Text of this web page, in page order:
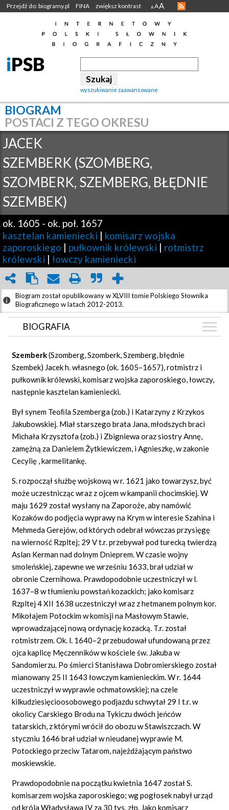
Przejdź do: biogramy.pl FINA zwiększ kontrast A AA
wyszukiwanie zaawansowane
BIOGRAM
POSTACI Z TEGO OKRESU
JACEK
SZEMBERK (SZOMBERG,
SZOMBERK, SZEMBERG, BŁĘDNIE
SZEMBEK)
ok. 1605 - ok. poł. 1657
kasztelan kamieniecki | komisarz wojska
zaporoskiego | pułkownik królewski | rotmistrz
królewski | łowczy kamieniecki
Biogram został opublikowany w XLVIII tomie Polskiego Słownika
Biograficznego w latach 2012-2013.
BIOGRAFIA
GRAF POWIĄZAŃ
DYSKUSJA
Szemberk(Szomberg, Szomberk, Szemberg, błędnie
Szembek) Jacek h. własnego (ok. 1605–1657), rotmistrz i
pułkownik królewski, komisarz wojska zaporoskiego, łowczy,
następnie kasztelan kamieniecki.
Był synem Teoﬁla Szemberga (zob.) i Katarzyny z Krzykos
Jakubowskiej. Miał starszego brata Jana, młodszych braci
Michała Krzysztofa (zob.) i Zbigniewa oraz siostry Annę,
zamężną za Danielem Żytkiewiczem, i Agnieszkę, w zakonie
Cecylię , karmelitankę.
S. rozpoczął służbę wojskową w r. 1621 jako towarzysz, być
może uczestnicząc wraz z ojcem w kampanii chocimskiej. W
maju 1629 został wysłany na Zaporoże, aby namówić
Kozaków do podjęcia wyprawy na Krym w interesie Szahina i
Mehmeda Gerejów, od których odebrał wówczas przysięgę
na wierność Rzpltej; 29 V t.r. przebywał pod turecką twierdzą
Aslan Kerman nad dolnym Dnieprem. W czasie wojny
smoleńskiej, zapewne we wrześniu 1633, brał udział w
obronie Czernihowa. Prawdopodobnie uczestniczył w l.
1637–8 w tłumieniu powstań kozackich; jako komisarz
Rzpltej 4 XII 1638 uczestniczył wraz z hetmanem polnym kor.
Mikołajem Potockim w komisji na Masłowym Stawie,
wprowadzającej nową ordynację kozacką. T.r. został
rotmistrzem. Ok. l. 1640–2 przebudował ufundowaną przez
ojca kaplicę Męczenników w kościele św. Jakuba w
Sandomierzu. Po śmierci Stanisława Dobromierskiego został
mianowany 25 II 1643 łowczym kamienieckim. W r. 1644
uczestniczył w wyprawie ochmatowskiej; na czele
kilkudziesięcioosobowego podjazdu schwytał 29 I t.r. w
okolicy Carskiego Brodu na Tykiczu dwóch jeńców
tatarskich, z którymi wrócił do obozu w Stawiszczach. W
styczniu 1646 brał udział w nieudanej wyprawie M.
Potockiego przeciw Tatarom, najeżdżającym państwo
moskiewskie.
Prawdopodobnie na początku kwietnia 1647 został S.
komisarzem wojska zaporoskiego; wg pogłosek nabył urząd
od króla Władysława IV za 30 tys. złp. Jako komisarz